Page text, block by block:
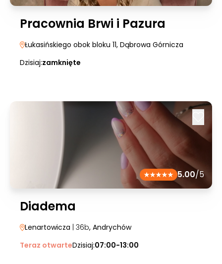
Pracownia Brwi i Pazura
Łukasińskiego obok bloku 11, Dąbrowa Górnicza
Dzisiaj:zamknięte
5.00/5
Diadema
Lenartowicza | 36b, Andrychów
Teraz otwarteDzisiaj:07:00-13:00